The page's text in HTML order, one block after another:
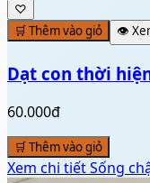
♡
🛒 Thêm vào giỏ
👁️
Dạt con thời
60.000đ
🛒 Thêm vào giỏ
Xem chi tiếtSống